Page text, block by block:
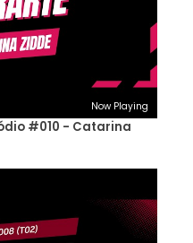
Now Playing
#010 - Catarina